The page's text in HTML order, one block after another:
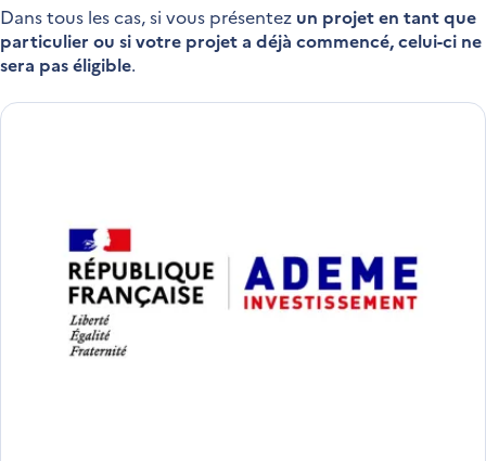
Dans tous les cas, si vous présentez un projet en tant que
particulier ou si votre projet a déjà commencé, celui-ci ne
sera pas éligible.